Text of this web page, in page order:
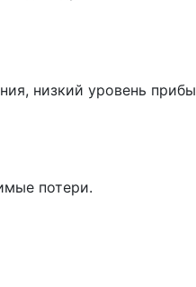
низкий уровень
потери.